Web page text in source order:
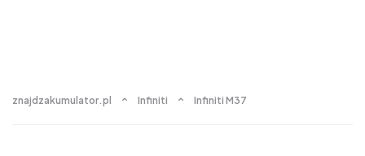
znajdzakumulator.pl Infiniti Infiniti M37